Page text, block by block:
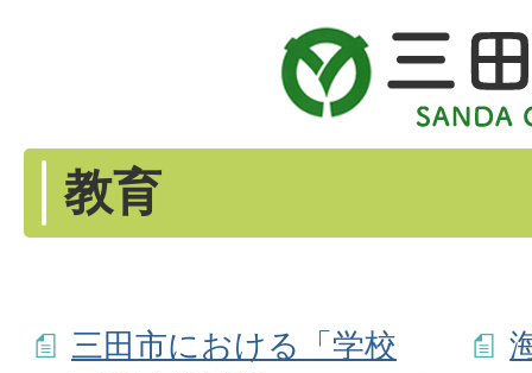
教育
三田市における「学校